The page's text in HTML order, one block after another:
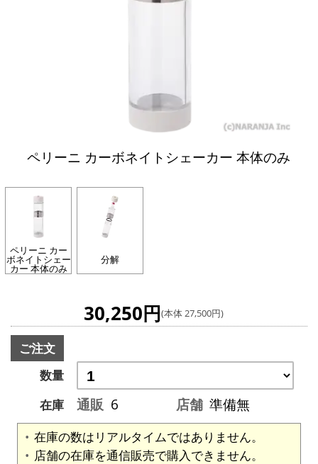
ペリーニ カーボネイトシェーカー 本体のみ
ペリーニ カー
ボネイトシェー
カー 本体のみ
分解
30,250円(本体 27,500円)
ご注文
数量
在庫
通販 6 店舗 準備無
在庫の数はリアルタイムではありません。
店舗の在庫を通信販売で購入できません。